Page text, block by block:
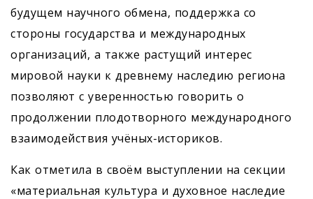
будущем научного обмена, поддержка со
стороны государства и международных
организаций, а также растущий интерес
мировой науки к древнему наследию региона
позволяют с уверенностью говорить о
продолжении плодотворного международного
взаимодействия учёных-историков.
Как отметила в своём выступлении на секции
«материальная культура и духовное наследие